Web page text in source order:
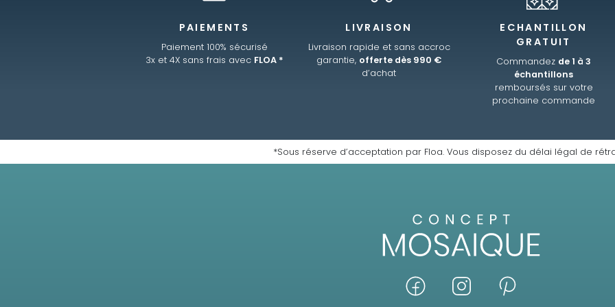
PAIEMENTS
Paiement 100% sécurisé
3x et 4X sans frais avec FLOA *
LIVRAISON
Livraison rapide et sans accroc
garantie, offerte dès 990 €
d’achat
ECHANTILLON
GRATUIT
Commandez de 1 à 3
échantillons
remboursés sur votre
prochaine commande
*Sous réserve d’acceptation par Floa. Vous disposez du délai légal de